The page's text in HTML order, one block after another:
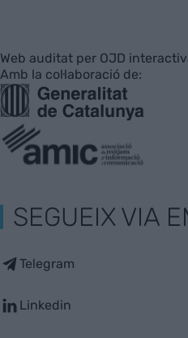
Web auditat per OJD
Amb la col·laboració de:
SEGUEIX VIA
Telegram
Linkedin